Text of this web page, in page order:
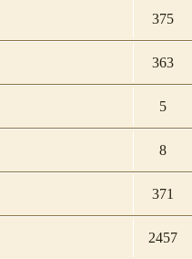
375
363
5
8
371
2457